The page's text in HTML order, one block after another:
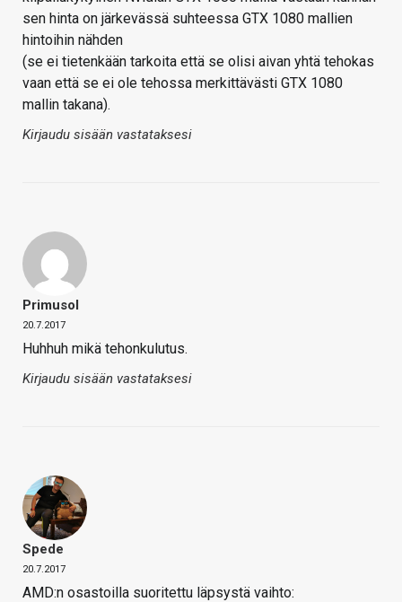
sen hinta on järkevässä suhteessa GTX 1080 mallien
hintoihin nähden
(se ei tietenkään tarkoita että se olisi aivan yhtä tehokas
vaan että se ei ole tehossa merkittävästi GTX 1080
mallin takana).
Kirjaudu sisään vastataksesi
Primusol
20.7.2017
Huhhuh mikä tehonkulutus.
Kirjaudu sisään vastataksesi
Spede
20.7.2017
AMD:n osastoilla suoritettu läpsystä vaihto: